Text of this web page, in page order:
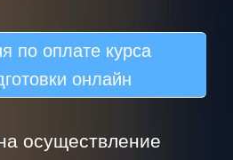
по оплате курса
онлайн
осуществление